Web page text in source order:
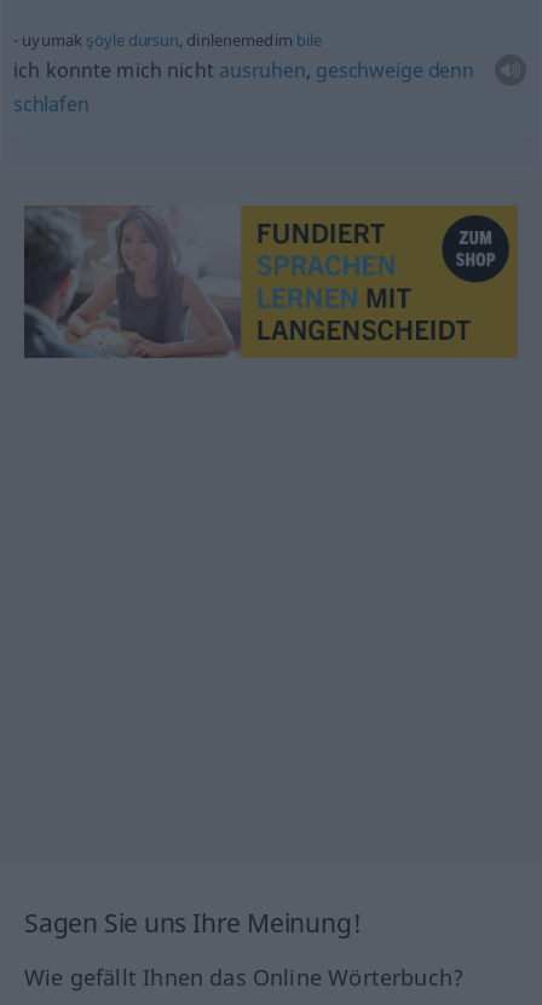
uyumak şöyle dursun, dinlenemedim bile
ich konnte mich nicht ausruhen, geschweige denn
schlafen
Sagen Sie uns Ihre Meinung!
Wie gefällt Ihnen das Online Wörterbuch?